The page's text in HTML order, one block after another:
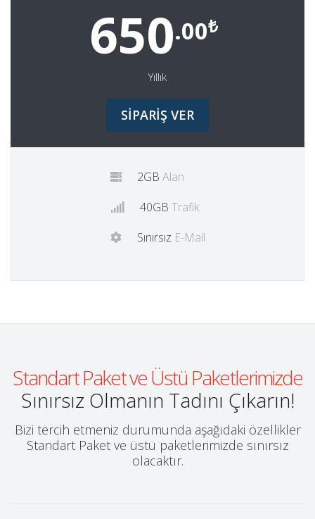
650.00₺
Yıllık
SİPARİŞ VER
2GB Alan
40GB Trafik
Sınırsız E-Mail
Standart Paket ve Üstü Paketlerimizde
Sınırsız Olmanın Tadını Çıkarın!
Bizi tercih etmeniz durumunda aşağıdaki özellikler
Standart Paket ve üstü paketlerimizde sınırsız
olacaktır.